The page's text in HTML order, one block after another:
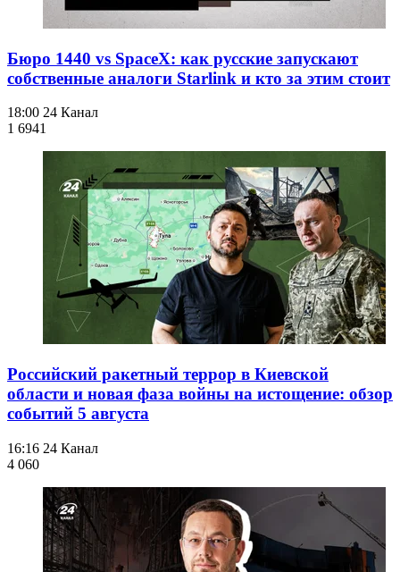
Бюро 1440 vs SpaceX: как русские запускают
собственные аналоги Starlink и кто за этим стоит
18:00 24 Канал
1 6941
Российский ракетный террор в Киевской
области и новая фаза войны на истощение: обзор
событий 5 августа
16:16 24 Канал
4 060